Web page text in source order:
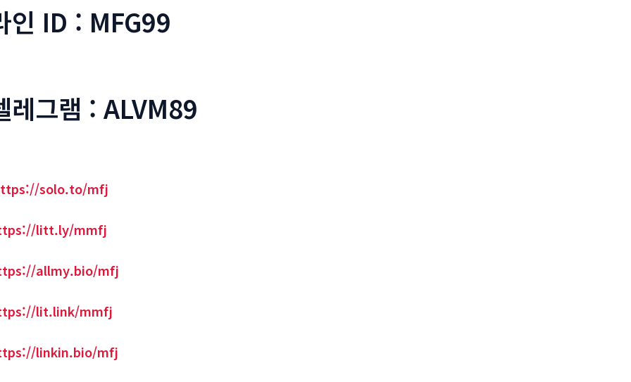
인 ID : MFG99
레그램 : ALVM89
solo.to/mfj
litt.ly/mmfj
allmy.bio/mfj
lit.link/mmfj
linkin.bio/mfj